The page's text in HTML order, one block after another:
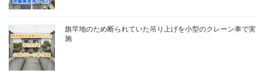
旗竿地のため断られていた吊り上げを小型のクレーン車で実
施